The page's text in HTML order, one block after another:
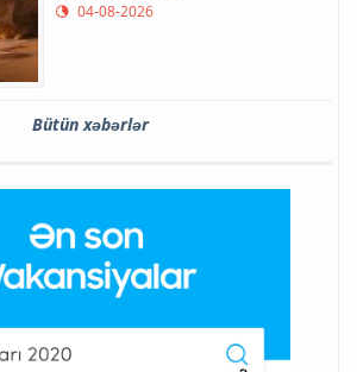
04-08-2026
Bütün xəbərlər